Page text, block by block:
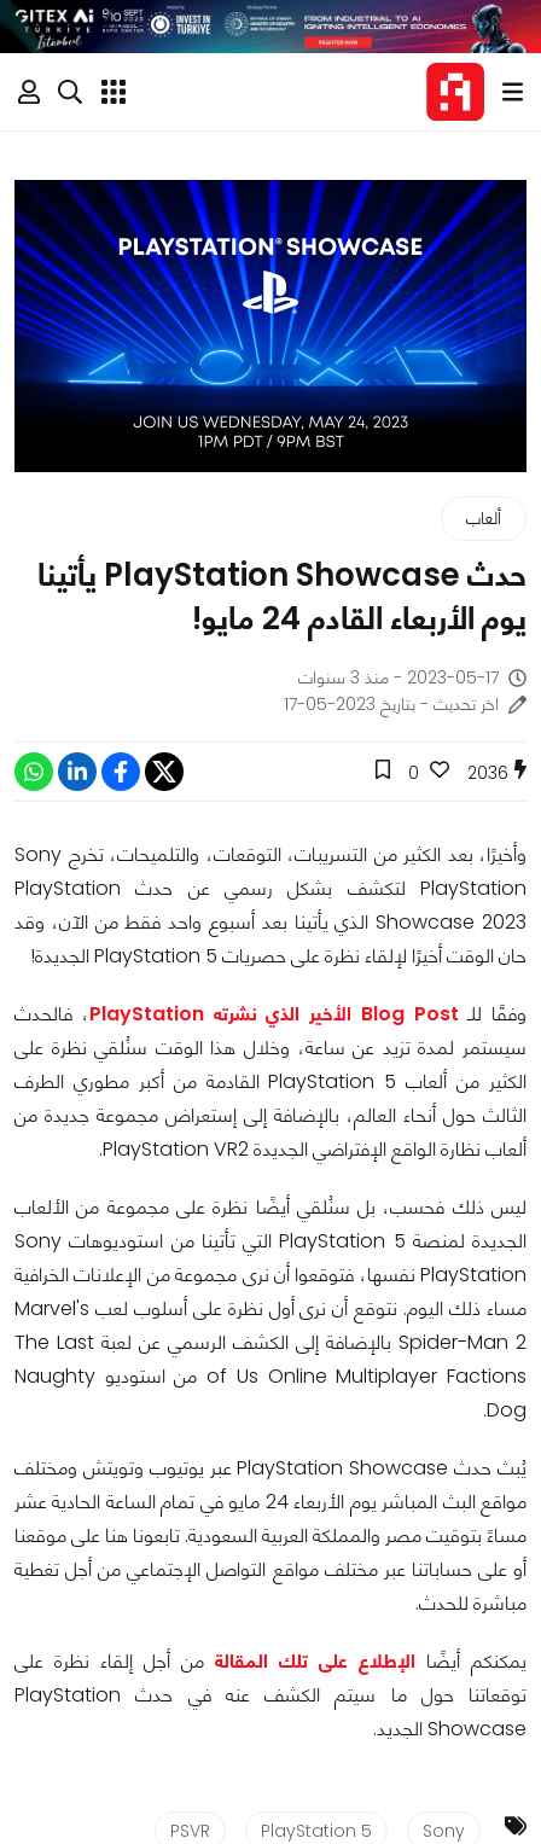
ألعاب
حدث PlayStation Showcase يأتينا
يوم الأربعاء القادم 24 مايو!
2023-05-17 - منذ 3 سنوات
اخر تحديث - بتاريخ 2023-05-17
2036
0
وأخيرًا، بعد الكثير من التسريبات، التوقعات، والتلميحات، تخرج Sony
PlayStation لتكشف بشكل رسمي عن حدث PlayStation
Showcase 2023 الذي يأتينا بعد أسبوع واحد فقط من الآن، وقد
حان الوقت أخيرًا لإلقاء نظرة على حصريات PlayStation 5 الجديدة!
وفقًا للـ Blog Post الأخير الذي نشرته PlayStation
، فالحدث
سيستمر لمدة تزيد عن ساعة، وخلال هذا الوقت سنُلقي نظرة على
الكثير من ألعاب PlayStation 5 القادمة من أكبر مطوري الطرف
الثالث حول أنحاء العالم، بالإضافة إلى إستعراض مجموعة جديدة من
ألعاب نظارة الواقع الإفتراضي الجديدة PlayStation VR2.
ليس ذلك فحسب، بل سنُلقي أيضًا نظرة على مجموعة من الألعاب
الجديدة لمنصة PlayStation 5 التي تأتينا من استوديوهات Sony
PlayStation نفسها، فتوقعوا أن نرى مجموعة من الإعلانات الخرافية
مساء ذلك اليوم. نتوقع أن نرى أول نظرة على أسلوب لعب Marvel's
Spider-Man 2 بالإضافة إلى الكشف الرسمي عن لعبة The Last
of Us Online Multiplayer Factions من استوديو Naughty
Dog.
يُبث حدث PlayStation Showcase عبر يوتيوب وتويتش ومختلف
مواقع البث المباشر يوم الأربعاء 24 مايو في تمام الساعة الحادية عشر
مساءً بتوقيت مصر والمملكة العربية السعودية. تابعونا هنا على موقعنا
أو على حساباتنا عبر مختلف مواقع التواصل الإجتماعي من أجل تغطية
مباشرة للحدث.
يمكنكم أيضًا الإطلاع على تلك المقالة من أجل إلقاء نظرة على
توقعاتنا حول ما سيتم الكشف عنه في حدث PlayStation
Showcase الجديد.
Sony
PlayStation 5
PSVR